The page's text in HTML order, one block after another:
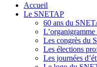
Accueil
Le SNETAP
60 ans du
Les congrès du
Les élections
Les journées